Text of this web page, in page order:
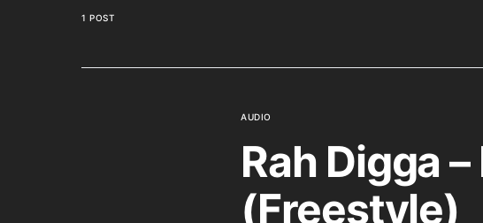
1 POST
AUDIO
Rah Digga
(Freestyle)